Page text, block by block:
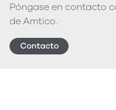
Póngase en contacto
de Amtico.
Contacto